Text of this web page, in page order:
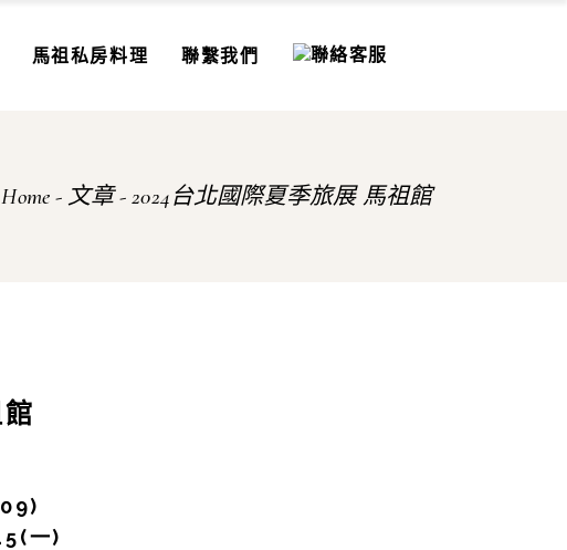
馬祖私房料理 聯繫我們
Home 文章 2024台北國際夏季旅展 馬祖館
一)